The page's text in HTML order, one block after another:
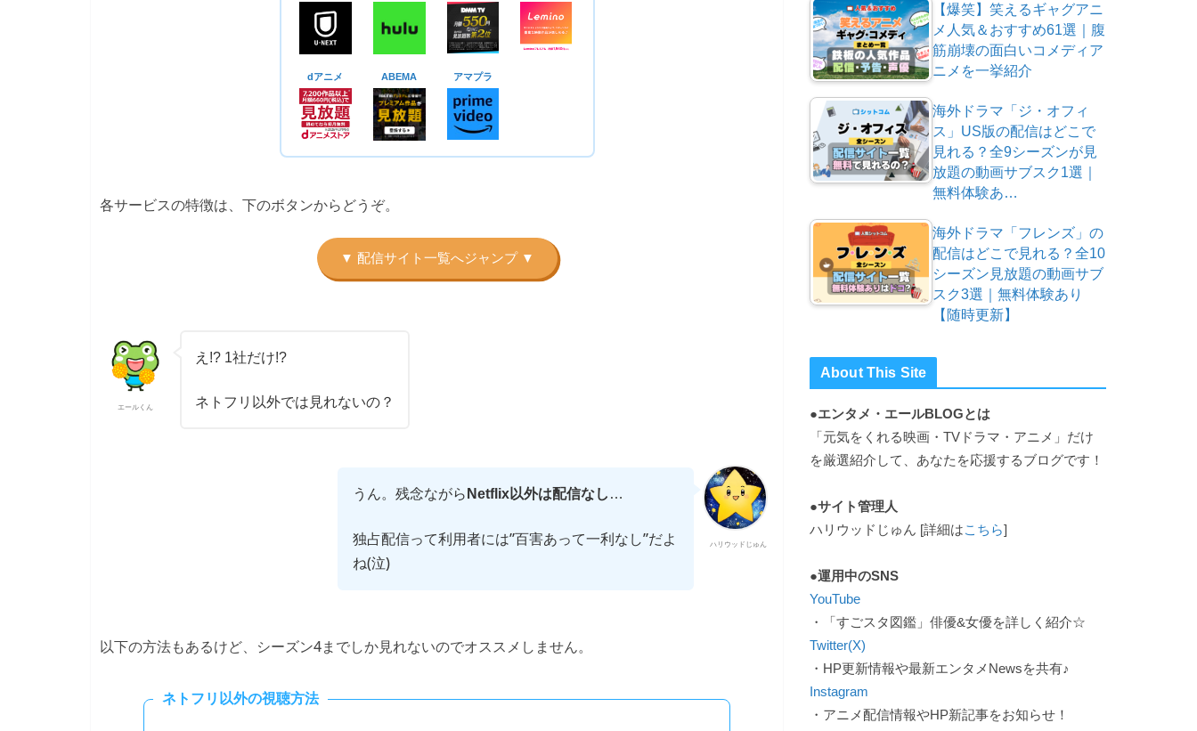
dアニメ ABEMA アマプラ
各サービスの特徴は、下のボタンからどうぞ。
エールくん
え!? 1社だけ!?
ネトフリ以外では見れないの？
ハリウッドじゅん
うん。残念ながら Netflix以外は配信なし …
独占配信って利用者には”百害あって一利なし”だよ
ね(泣)
以下の方法もあるけど、シーズン4までしか見れないのでオススメしません。
ネトフリ以外の視聴方法
【爆笑】笑えるギャグアニ
メ人気＆おすすめ61選｜腹
筋崩壊の面白いコメディア
ニメを一挙紹介
海外ドラマ「ジ・オフィ
ス」US版の配信はどこで
見れる？全9シーズンが見
放題の動画サブスク1選｜
無料体験あ…
海外ドラマ「フレンズ」の
配信はどこで見れる？全10
シーズン見放題の動画サブ
スク3選｜無料体験あり
【随時更新】
About This Site
●エンタメ・エールBLOGとは
「元気をくれる映画・TVドラマ・アニメ」だけ
を厳選紹介して、あなたを応援するブログです！
●サイト管理人
ハリウッドじゅん [詳細はこちら]
●運用中のSNS
YouTube
・「すごスタ図鑑」俳優&女優を詳しく紹介☆
Twitter(X)
・HP更新情報や最新エンタメNewsを共有♪
Instagram
・アニメ配信情報やHP新記事をお知らせ！